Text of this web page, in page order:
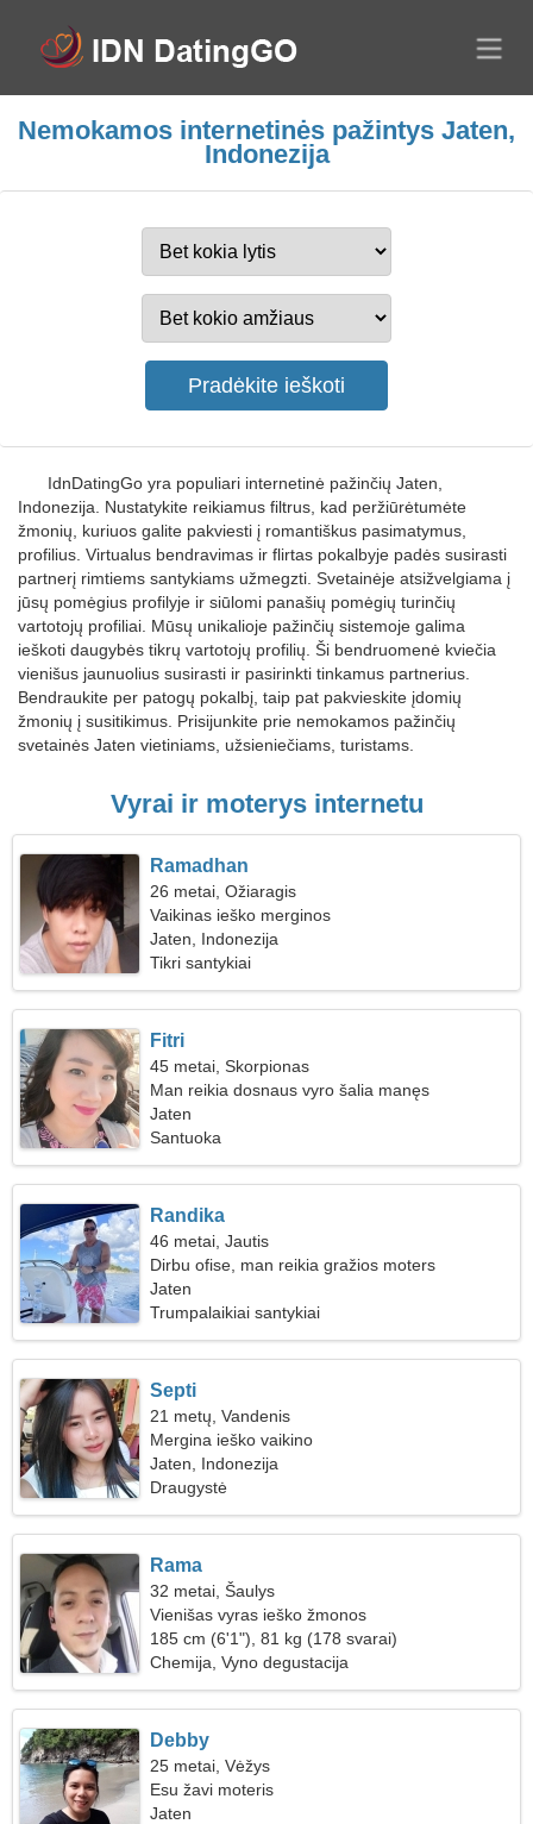
Nemokamos internetinės pažintys Jaten,
Indonezija
IdnDatingGo yra populiari internetinė pažinčių Jaten,
Indonezija. Nustatykite reikiamus filtrus, kad peržiūrėtumėte
žmonių, kuriuos galite pakviesti į romantiškus pasimatymus,
profilius. Virtualus bendravimas ir flirtas pokalbyje padės susirasti
partnerį rimtiems santykiams užmegzti. Svetainėje atsižvelgiama į
jūsų pomėgius profilyje ir siūlomi panašių pomėgių turinčių
vartotojų profiliai. Mūsų unikalioje pažinčių sistemoje galima
ieškoti daugybės tikrų vartotojų profilių. Ši bendruomenė kviečia
vienišus jaunuolius susirasti ir pasirinkti tinkamus partnerius.
Bendraukite per patogų pokalbį, taip pat pakvieskite įdomių
žmonių į susitikimus. Prisijunkite prie nemokamos pažinčių
svetainės Jaten vietiniams, užsieniečiams, turistams.
Vyrai ir moterys internetu
Ramadhan
26 metai, Ožiaragis
Vaikinas ieško merginos
Jaten, Indonezija
Tikri santykiai
Fitri
45 metai, Skorpionas
Man reikia dosnaus vyro šalia manęs
Jaten
Santuoka
Randika
46 metai, Jautis
Dirbu ofise, man reikia gražios moters
Jaten
Trumpalaikiai santykiai
Septi
21 metų, Vandenis
Mergina ieško vaikino
Jaten, Indonezija
Draugystė
Rama
32 metai, Šaulys
Vienišas vyras ieško žmonos
185 cm (6'1"), 81 kg (178 svarai)
Chemija, Vyno degustacija
Debby
25 metai, Vėžys
Esu žavi moteris
Jaten